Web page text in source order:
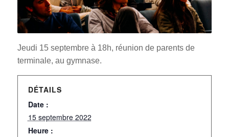
Jeudi 15 septembre à 18h, réunion de parents de
terminale, au gymnase.
DÉTAILS
Date :
15 septembre 2022
Heure :